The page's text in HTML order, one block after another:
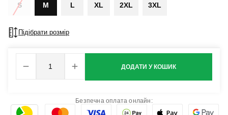
S M L XL 2XL 3XL
Підібрати розмір
ДОДАТИ У КОШИК
Безпечна оплата онлайн: